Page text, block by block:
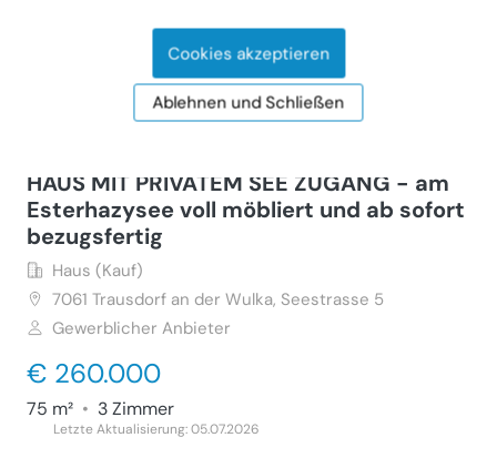
6 Zimmer
Letzte Aktualisierung: 27.07.2026
HAUS MIT PRIVATEM SEE ZUGANG - am
Esterhazysee voll möbliert und ab sofort
bezugsfertig
Haus (Kauf)
7061 Trausdorf an der Wulka, Seestrasse 5
Gewerblicher Anbieter
€ 260.000
75 m² • 3 Zimmer
Letzte Aktualisierung: 05.07.2026
Cookies akzeptieren
Ablehnen und Schließen